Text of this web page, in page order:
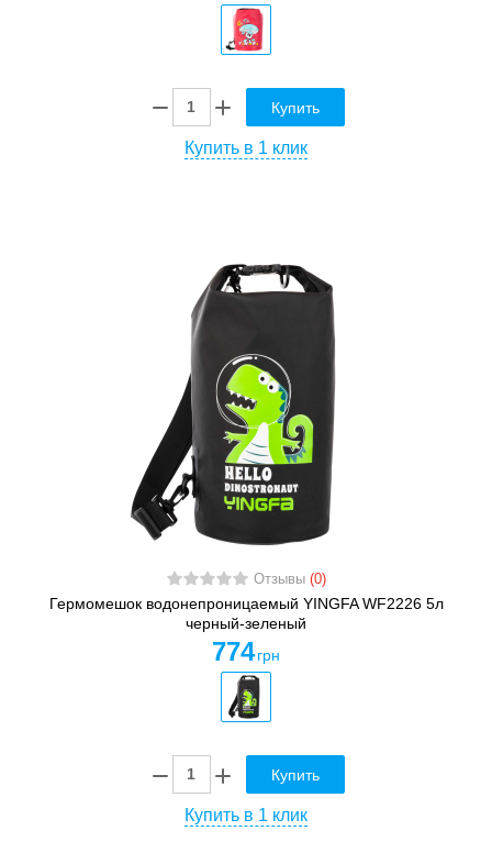
Купить
Купить в 1 клик
Отзывы (0)
Гермомешок водонепроницаемый YINGFA WF2226 5л
черный-зеленый
774 грн
Купить
Купить в 1 клик